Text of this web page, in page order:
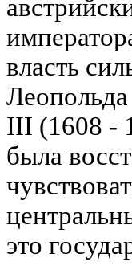
власть
III (1608 -
была
это